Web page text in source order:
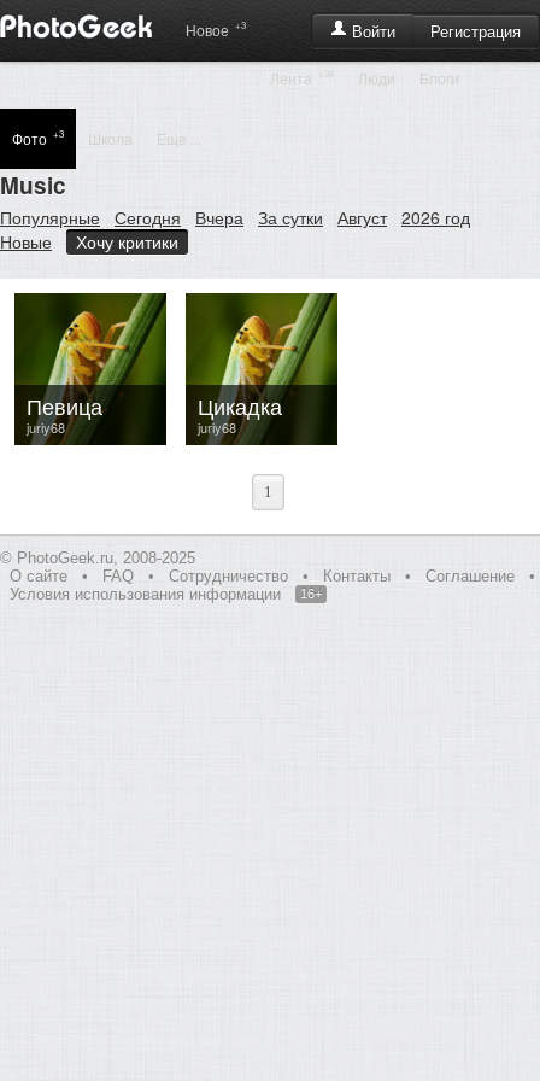
Войти Регистрация
Новое +3
Лента Люди Блоги
Фото +3 Школа Еще ...
Music
Популярные Сегодня Вчера За сутки Август 2026 год
Новые
Хочу критики
juriy68
Певица
juriy68
Цикадка
1
© PhotoGeek.ru, 2008-2025
О сайте
• FAQ • Сотрудничество • Контакты • Соглашение
•
Условия использования информации
16+